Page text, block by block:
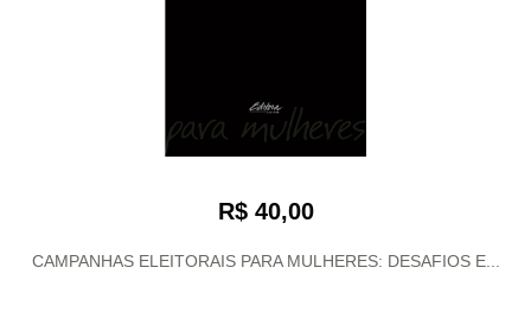
R$ 40,00
CAMPANHAS ELEITORAIS PARA MULHERES: DESAFIOS E...